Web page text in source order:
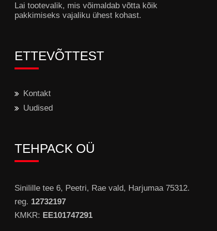
Lai tootevalik, mis võimaldab võtta kõik
pakkimiseks vajaliku ühest kohast.
ETTEVÕTTEST
Kontakt
Uudised
TEHPACK OÜ
Sinilille tee 6, Peetri, Rae vald, Harjumaa 75312.
reg. 12732197
KMKR: EE101747291